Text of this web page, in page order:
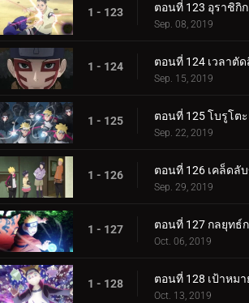
1 - 123 ตอนที่ 123 อุราชิกิ
Sep. 08, 2019
1 - 124 ตอนที่ 124 เวลาตั
Sep. 15, 2019
1 - 125 ตอนที่ 125 โบรูโต
Sep. 22, 2019
1 - 126 ตอนที่ 126 เคล็ดลั
Sep. 29, 2019
1 - 127 ตอนที่ 127 กลยุทธ์
Oct. 06, 2019
1 - 128 ตอนที่ 128 เป้าหม
Oct. 13, 2019